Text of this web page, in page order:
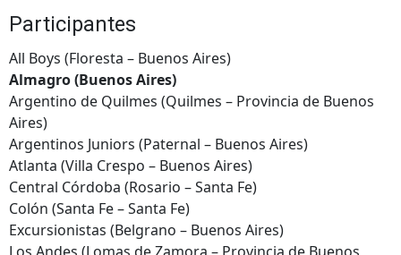
Participantes
All Boys (Floresta – Buenos Aires)
Almagro (Buenos Aires)
Argentino de Quilmes (Quilmes – Provincia de Buenos
Aires)
Argentinos Juniors (Paternal – Buenos Aires)
Atlanta (Villa Crespo – Buenos Aires)
Central Córdoba (Rosario – Santa Fe)
Colón (Santa Fe – Santa Fe)
Excursionistas (Belgrano – Buenos Aires)
Los Andes (Lomas de Zamora – Provincia de Buenos